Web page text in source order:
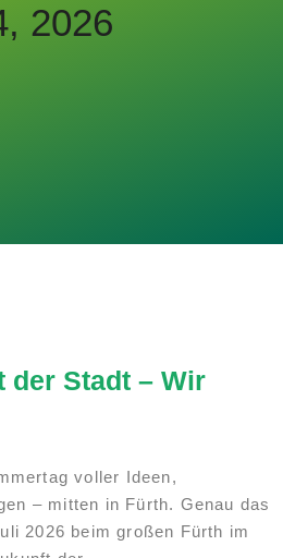
2026
der Stadt – Wir
voller Ideen,
– mitten in Fürth. Genau das
2026 beim großen Fürth im